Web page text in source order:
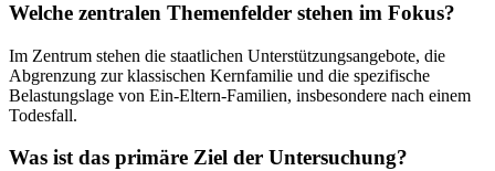
Welche zentralen Themenfelder stehen im Fokus?
Im Zentrum stehen die staatlichen Unterstützungsangebote, die
Abgrenzung zur klassischen Kernfamilie und die spezifische
Belastungslage von Ein-Eltern-Familien, insbesondere nach einem
Todesfall.
Was ist das primäre Ziel der Untersuchung?